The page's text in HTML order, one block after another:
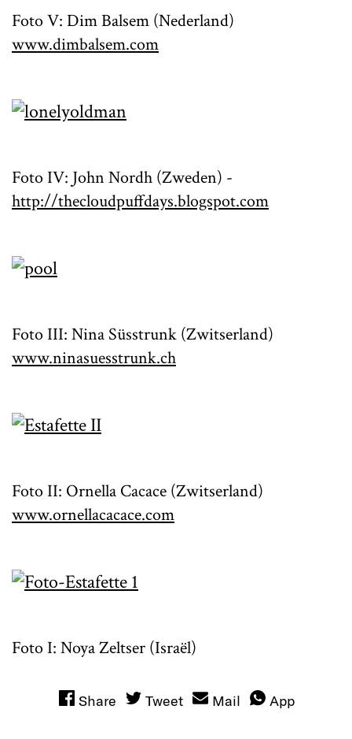
Foto V: Dim Balsem (Nederland)
www.dimbalsem.com
Foto IV: John Nordh (Zweden) -
http://thecloudpuffdays.blogspot.com
Foto III: Nina Süsstrunk (Zwitserland)
www.ninasuesstrunk.ch
Foto II: Ornella Cacace (Zwitserland)
www.ornellacacace.com
Foto I: Noya Zeltser (Israël)
Share Tweet Mail App